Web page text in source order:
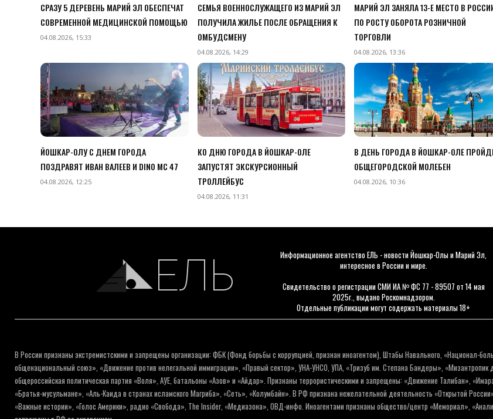
СРАЗУ 5 ДЕРЕВЕНЬ МАРИЙ ЭЛ ОБЕСПЕЧАТ
СОВРЕМЕННОЙ МЕДИЦИНСКОЙ ПОМОЩЬЮ
04.08.2026, 15:33
СЕМЬЯ ВОЕННОСЛУЖАЩЕГО ИЗ МАРИЙ ЭЛ
ПОЛУЧИЛА ЖИЛЬЕ ПОСЛЕ ОБРАЩЕНИЯ К
ОМБУДСМЕНУ
04.08.2026, 14:29
МАРИЙ ЭЛ ЗАНЯЛА 13-Е МЕСТО В
ПО РОСТУ ОБОРОТА РОЗНИЧНОЙ
ТОРГОВЛИ
04.08.2026, 13:36
ЙОШКАР-ОЛУ С ДНЕМ ГОРОДА
ПОЗДРАВЯТ ИВАН ВАЛЕЕВ И DINO MC 47
04.08.2026, 12:25
КО ДНЮ ГОРОДА В ЙОШКАР-ОЛЕ
ЗАПУСТЯТ ЭКСКУРСИОННЫЙ
ТРОЛЛЕЙБУС
04.08.2026, 11:31
В ДЕНЬ ГОРОДА В ЙОШКАР-ОЛЕ
ОБЩЕГОРОДСКОЙ МОЛЕБЕН
04.08.2026, 10:36
ЕЛЬ
Информационное агентство ЕЛЬ - новости Йошкар-Олы и Марий Эл,
интересное в России и мире.
Свидетельство о регистрации СМИ ИА № ФС 77 - 89507 от 14 мая
2025г., выдано Роскомнадзором.
Отдельные публикации могут содержать материалы 18+
В России признаны экстремистскими и запрещены организации: ФБК (Фонд борьбы с коррупцией, признан иноагентом), Штабы Навального, «Национал-
общенациональный союз», «Движение против нелегальной иммиграции», «Правый сектор», УНА-УНСО, УПА, «Тризуб им. Степана Бандеры»,
общероссийская политическая партия «Воля», АУЕ, батальоны «Азов» и «Айдар». Признаны террористическими и запрещены: «Движение Талибан»,
«Братья-мусульмане», «Аль-Каида в странах исламского Магриба», «Сеть», «Колумбайн». В РФ признана нежелательной деятельность «Открытой
«Важные истории», «Голос Америки», радио «Свобода», The Insider, «Медиазона», ОВД-инфо. Иноагентами признаны общество/центр «Мемориал»,